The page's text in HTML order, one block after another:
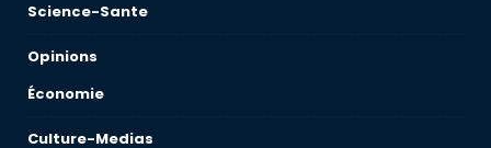
Science-Sante
Opinions
Économie
Culture-Medias